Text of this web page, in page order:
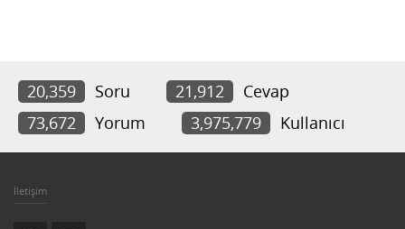
20,359 Soru 21,912
Cevap
73,672
Yorum 3,975,779 Kullanıcı
İletişim